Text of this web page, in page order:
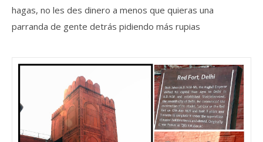
hagas, no les des dinero a menos que quieras una
parranda de gente detrás pidiendo más rupias